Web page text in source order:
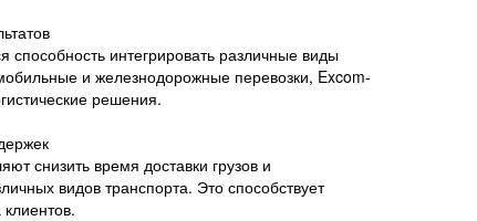
интегрировать различные виды
и железнодорожные перевозки, Excom-
решения.
снизить время доставки грузов и
видов транспорта. Это способствует